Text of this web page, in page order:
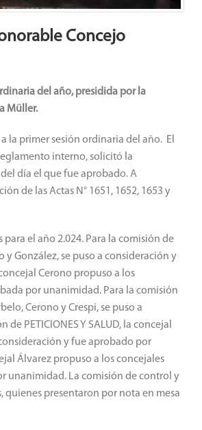
Concejo
del año, presidida por la
Müller.
la primer sesión ordinaria del año. El
interno, solicitó la
día el que fue aprobado. A
de las Actas N° 1651, 1652, 1653 y
el año 2.024. Para la comisión de
y González, se puso a consideración y
Cerono propuso a los
por unanimidad. Para la comisión
Cerono y Crespi, se puso a
PETICIONES Y SALUD, la concejal
y fue aprobado por
Álvarez propuso a los concejales
unanimidad. La comisión de control y
quienes presentaron por nota en mesa